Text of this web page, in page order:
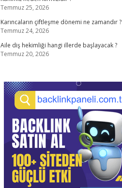
Temmuz 25, 2026
Karıncaların çiftleşme dönemi ne zamandır ?
Temmuz 24, 2026
Aile diş hekimliği hangi illerde başlayacak ?
Temmuz 20, 2026